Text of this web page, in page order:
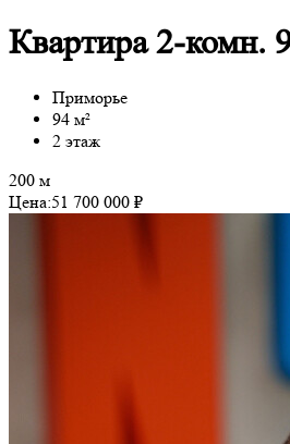
Квартира 2-комн.
Приморье
94 м²
2 этаж
200 м
Цена:51 700 000 ₽